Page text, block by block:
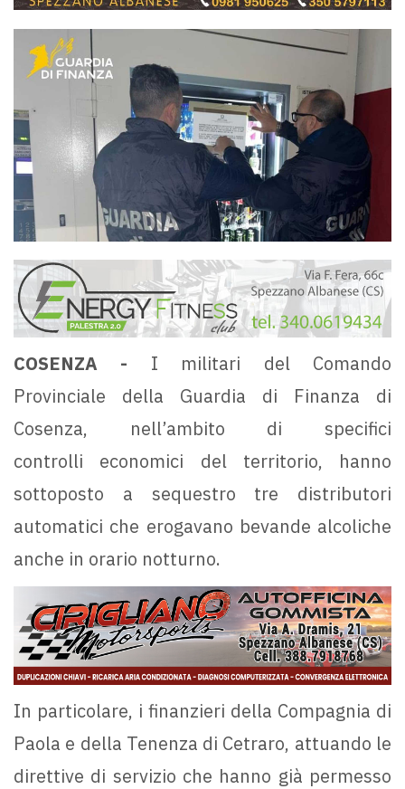
COSENZA - I militari del Comando
Provinciale della Guardia di Finanza di
Cosenza, nell’ambito di specifici
controlli economici del territorio, hanno
sottoposto a sequestro tre distributori
automatici che erogavano bevande alcoliche
anche in orario notturno.
In particolare, i finanzieri della Compagnia di
Paola e della Tenenza di Cetraro, attuando le
direttive di servizio che hanno già permesso